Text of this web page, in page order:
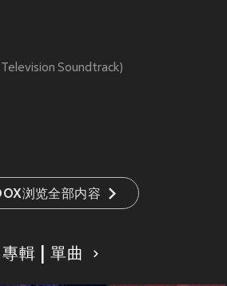
Soundtrack)
浏览全部内容
專輯 | 單曲